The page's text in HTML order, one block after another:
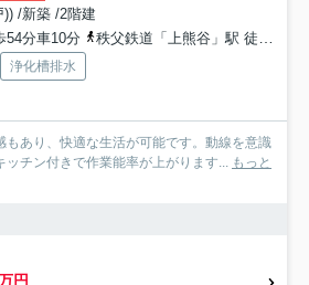
)) /新築 /2階建
54分車10分
秩父鉄道「上熊谷」駅 徒歩48分
浄化槽排水
もあり、快適な生活が可能です。動線を意識
ッチン付きで作業能率が上がります... もっと
円